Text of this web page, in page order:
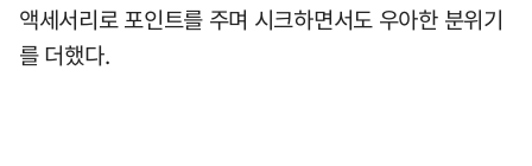
액세서리로 포인트를 주며 시크하면서도 우아한 분위기
를 더했다.